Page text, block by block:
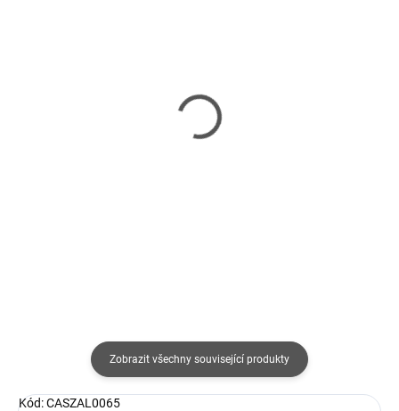
Pro/t550/Tiny/J6412/4GB/32GB
Zobrazit všechny související produkty
Kód: CASZAL0065